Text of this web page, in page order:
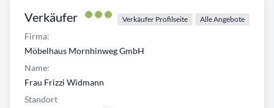
Verkäufer Verkäufer Profilseite Alle Angebote
Firma:
Möbelhaus Mornhinweg GmbH
Name:
Frau Frizzi Widmann
Standort